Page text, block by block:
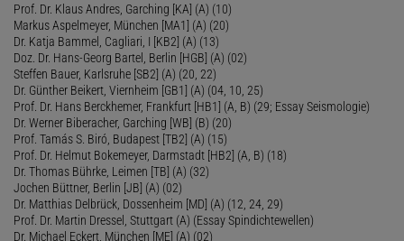
Prof. Dr. Klaus Andres, Garching [KA] (A) (10)
Markus Aspelmeyer, München [MA1] (A) (20)
Dr. Katja Bammel, Cagliari, I [KB2] (A) (13)
Doz. Dr. Hans-Georg Bartel, Berlin [HGB] (A) (02)
Steffen Bauer, Karlsruhe [SB2] (A) (20, 22)
Dr. Günther Beikert, Viernheim [GB1] (A) (04, 10, 25)
Prof. Dr. Hans Berckhemer, Frankfurt [HB1] (A, B) (29; Essay Seismologie)
Dr. Werner Biberacher, Garching [WB] (B) (20)
Prof. Tamás S. Biró, Budapest [TB2] (A) (15)
Prof. Dr. Helmut Bokemeyer, Darmstadt [HB2] (A, B) (18)
Dr. Thomas Bührke, Leimen [TB] (A) (32)
Jochen Büttner, Berlin [JB] (A) (02)
Dr. Matthias Delbrück, Dossenheim [MD] (A) (12, 24, 29)
Prof. Dr. Martin Dressel, Stuttgart (A) (Essay Spindichtewellen)
Dr. Michael Eckert, München [ME] (A) (02)